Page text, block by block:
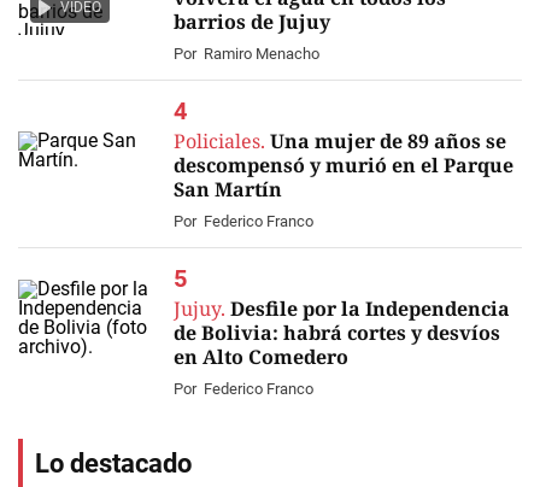
VIDEO
barrios de Jujuy
Por Ramiro Menacho
Policiales. Una mujer de 89 años se
descompensó y murió en el Parque
San Martín
Por Federico Franco
Jujuy. Desfile por la Independencia
de Bolivia: habrá cortes y desvíos
en Alto Comedero
Por Federico Franco
Lo destacado